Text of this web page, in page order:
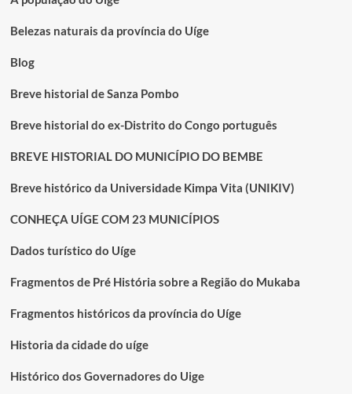
Belezas naturais da província do Uíge
Blog
Breve historial de Sanza Pombo
Breve historial do ex-Distrito do Congo português
BREVE HISTORIAL DO MUNICÍPIO DO BEMBE
Breve histórico da Universidade Kimpa Vita (UNIKIV)
CONHEÇA UÍGE COM 23 MUNICÍPIOS
Dados turístico do Uíge
Fragmentos de Pré História sobre a Região do Mukaba
Fragmentos históricos da província do Uíge
Historia da cidade do uíge
Histórico dos Governadores do Uige